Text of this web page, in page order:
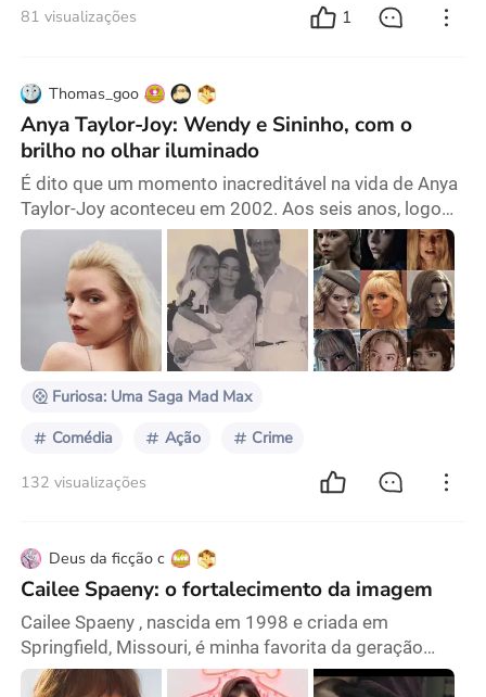
81 visualizações 1
Thomas_goo
Anya Taylor-Joy: Wendy e Sininho, com o
brilho no olhar iluminado
É dito que um momento inacreditável na vida de Anya
Taylor-Joy aconteceu em 2002. Aos seis anos, logo
após se mudar para o Reino Unido, sua primeira
experiência em um cinema de Londres foi assistir a
Harry Potter e a Câmara Secreta. Embora ela não
falasse inglês na época, isso não prejudicou sua
experiência cinematográfica. Quando o basilisco
apareceu, sua mãe se preocupou que ela ficasse com
medo
Furiosa: Uma Saga Mad Max
Comédia Ação Crime
132 visualizações
Deus da ficção c
Cailee Spaeny: o fortalecimento da imagem
Cailee Spaeny , nascida em 1998 e criada em
Springfield, Missouri, é minha favorita da geração
jovem de atrizes de Hollywood. A primeira vez que ela